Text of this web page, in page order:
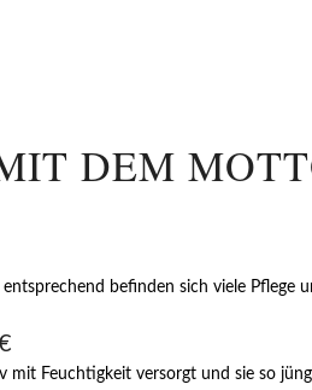
DEM
befinden sich viele Pflege
Feuchtigkeit versorgt und sie so